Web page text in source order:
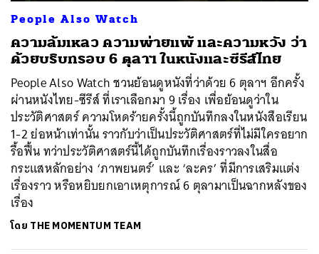
People Also Watch
ความล้มเหลว ความพ่ายแพ้ และความหวัง ว่า
ด้วยบริบทรอบ 6 ตุลาฯ ในหนังและซีรีส์ไทย
People Also Watch ชวนย้อนดูหนังที่ว่าด้วย 6 ตุลาฯ อีกครั้ง
ผ่านหนังไทย-ซีรีส์ ที่เราเลือกมา 9 เรื่อง เพื่อย้อนดูว่าใน
ประวัติศาสตร์ ความโหดร้ายครั้งนี้ถูกบันทึกลงในหนังสือเรียน
1-2 ย่อหน้าเท่านั้น ราวกับว่าเป็นประวัติศาสตร์ที่ไม่มีใครอยาก
รื้อฟื้น ทว่าประวัติศาสตร์นี้ได้ถูกบันทึกเรื่องราวลงในสื่อ
กระแสหลักอย่าง ‘ภาพยนตร์’ และ ‘ละคร’ ที่มีการเสริมแต่ง
เรื่องราว หรือหยิบยกเอาเหตุการณ์ 6 ตุลามาเป็นฉากหลังของ
เรื่อง
โดย THE MOMENTUM TEAM